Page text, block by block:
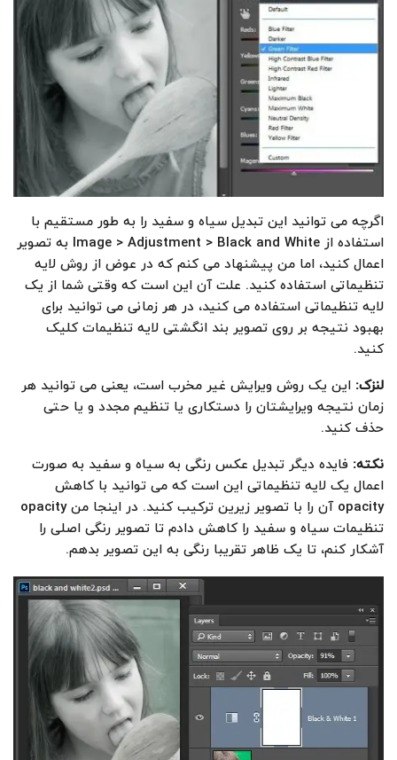
اگرچه می توانید این تبدیل سیاه و سفید را به طور مستقیم با
استفاده از Image > Adjustment > Black and White به تصویر
اعمال کنید، اما من پیشنهاد می کنم که در عوض از روش لایه
تنظیماتی استفاده کنید. علت آن این است که وقتی شما از یک
لایه تنظیماتی استفاده می کنید، در هر زمانی می توانید برای
بهبود نتیجه بر روی تصویر بند انگشتی لایه تنظیمات کلیک
کنید.
لنزک: این یک روش ویرایش غیر مخرب است، یعنی می توانید هر
زمان نتیجه ویرایشتان را دستکاری یا تنظیم مجدد و یا حتی
حذف کنید.
نکته: فایده دیگر تبدیل عکس رنگی به سیاه و سفید به صورت
اعمال یک لایه تنظیماتی این است که می توانید با کاهش
opacity آن را با تصویر زیرین ترکیب کنید. در اینجا من opacity
تنظیمات سیاه و سفید را کاهش دادم تا تصویر رنگی اصلی را
آشکار کنم، تا یک ظاهر تقریبا رنگی به این تصویر بدهم.